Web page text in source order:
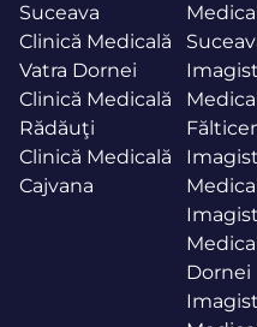
Suceava
Clinică Medicală
Vatra Dornei
Clinică Medicală
Rădăuţi
Clinică Medicală
Cajvana
Dornei